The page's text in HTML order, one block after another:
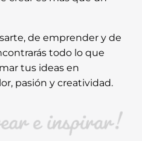
de emprender y de
todo lo que
tus ideas en
pasión y creatividad.